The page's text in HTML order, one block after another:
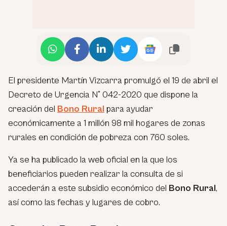
El presidente Martín Vizcarra promulgó el 19 de abril el
Decreto de Urgencia N° 042-2020 que dispone la
creación del Bono Rural para ayudar
económicamente a 1 millón 98 mil hogares de zonas
rurales en condición de pobreza con 760 soles.
Ya se ha publicado la web oficial en la que los
beneficiarios pueden realizar la consulta de si
accederán a este subsidio económico del Bono Rural,
así como las fechas y lugares de cobro.